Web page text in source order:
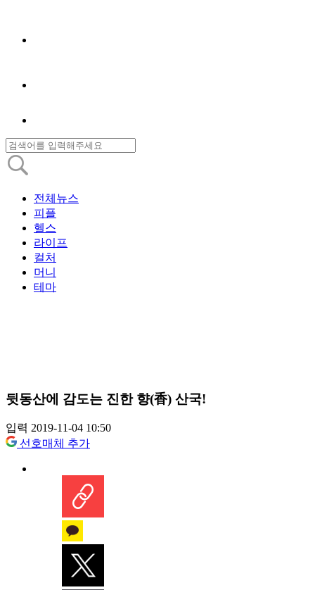
전체뉴스
피플
헬스
라이프
컬처
머니
테마
뒷동산에 감도는 진한 향(香) 산국!
입력 2019-11-04 10:50
선호매체 추가